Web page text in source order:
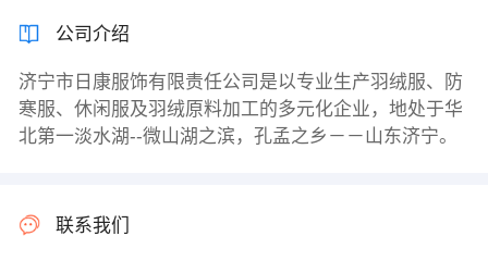
公司介绍
济宁市日康服饰有限责任公司是以专业生产羽绒服、防
寒服、休闲服及羽绒原料加工的多元化企业，地处于华
北第一淡水湖--微山湖之滨，孔孟之乡－－山东济宁。
联系我们